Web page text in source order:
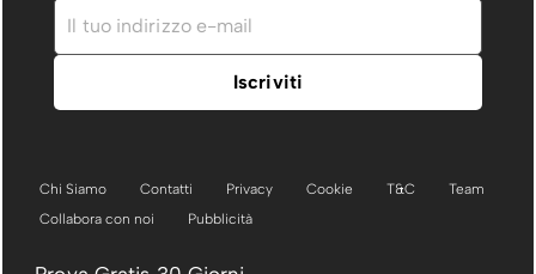
Chi Siamo Contatti Privacy Cookie T&C
Team
Collabora con noi
Pubblicità